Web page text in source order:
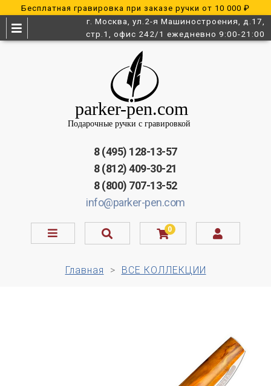
Бесплатная гравировка при заказе ручки от 10 000 ₽
г. Москва, ул.2-я Машиностроения, д.17,
стр.1, офис 242/1 ежедневно 9:00-21:00
8 (495) 128-13-57
8 (812) 409-30-21
8 (800) 707-13-52
info@parker-pen.com
0
Главная ВСЕ КОЛЛЕКЦИИ